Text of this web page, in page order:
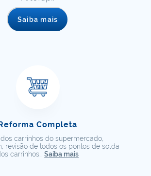
Saiba mais
Completa
dos carrinhos do supermercado,
revisão de todos os pontos de solda
carrinhos...Saiba mais